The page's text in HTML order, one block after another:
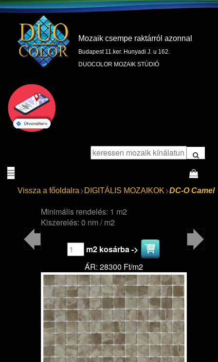
Mozaik csempe raktárról azonnal
Budapest 11.ker. Hunyadi J. u 162.
DUOCOLOR MOZAIK STÚDIÓ
Vissza a főoldalra DIGITÁLIS MOZAIKOK DC-O Camel
Minimális rendelés: 1 m2
Kiszerelés: 0 nm / m2
m2 kosárba ->
ÁR: 28300 Ft/m2